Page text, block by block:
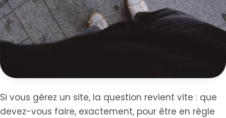
Si vous gérez un site, la question revient vite : que
devez-vous faire, exactement, pour être en règle